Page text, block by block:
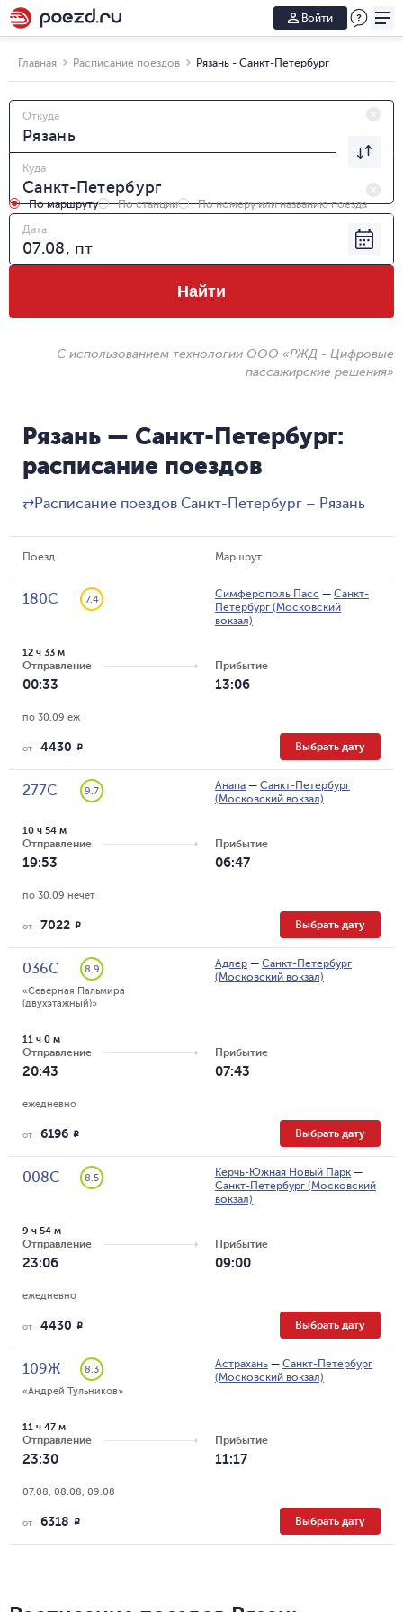
Войти
Главная Расписание поездов Рязань - Санкт-Петербург
Откуда
Куда
По маршруту По станции
По номеру или названию поезда
Дата
Найти
С использованием технологии ООО «РЖД - Цифровые
пассажирские решения»
Рязань — Санкт-Петербург:
расписание поездов
⇄Расписание поездов Санкт-Петербург – Рязань
Поезд Маршрут
180С 7.4 Симферополь Пасс — Санкт-
Петербург (Московский
вокзал)
Отправление
00:33
12 ч 33 м
Прибытие
13:06
по 30.09 еж
от 4430 R Выбрать дату
277С 9.7 Анапа — Санкт-Петербург
(Московский вокзал)
Отправление
19:53
10 ч 54 м
Прибытие
06:47
по 30.09 нечет
от 7022 R Выбрать дату
036С
8.9
«Северная Пальмира
(двухэтажный)»
Адлер — Санкт-Петербург
(Московский вокзал)
Отправление
20:43
11 ч 0 м
Прибытие
07:43
ежедневно
от 6196 R Выбрать дату
008С 8.5 Керчь-Южная Новый Парк —
Санкт-Петербург (Московский
вокзал)
Отправление
23:06
9 ч 54 м
Прибытие
09:00
ежедневно
от 4430 R Выбрать дату
109Ж
8.3
«Андрей Тульников»
Астрахань — Санкт-Петербург
(Московский вокзал)
Отправление
23:30
11 ч 47 м
Прибытие
11:17
07.08, 08.08, 09.08
от 6318 R Выбрать дату